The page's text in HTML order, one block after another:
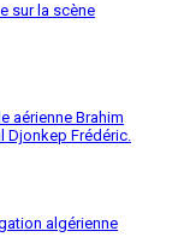
sur la scène
aérienne Brahim
Djonkep Frédéric.
algérienne